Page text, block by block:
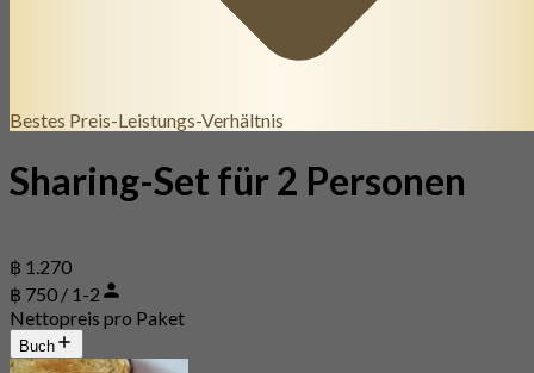
Bestes Preis-Leistungs-Verhältnis
Sharing-Set für 2 Personen
฿ 1.270
฿ 750 / 1-2
Nettopreis pro Paket
Buch